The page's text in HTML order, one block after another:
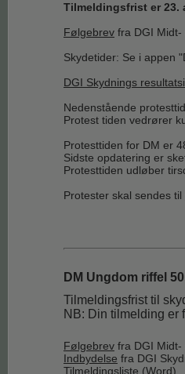
Tilmeldingsfrist er 23.
Følgebrev fra DGI
Skydetider: Se i appen
DGI Skydnings
Nedenstående
Protest tiden vedrører
Protesttiden for DM er
Sidste opdatering er
Protesttiden udløber
Protester skal sendes til
DM Ungdom riffel
Tilmeldingsfrist til
NB: Din tilmelding er
Følgebrev fra DGI
Indbydelse fra DGI
Tilmeldingsliste (Word)